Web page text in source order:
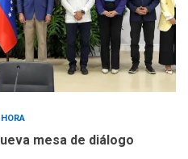
mesa de diálogo